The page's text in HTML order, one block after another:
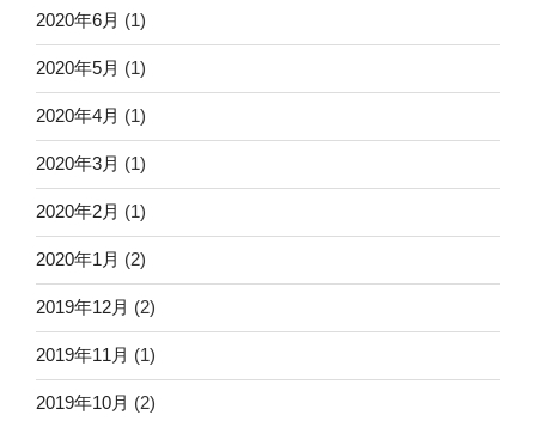
2020年6月 (1)
2020年5月 (1)
2020年4月 (1)
2020年3月 (1)
2020年2月 (1)
2020年1月 (2)
2019年12月 (2)
2019年11月 (1)
2019年10月 (2)